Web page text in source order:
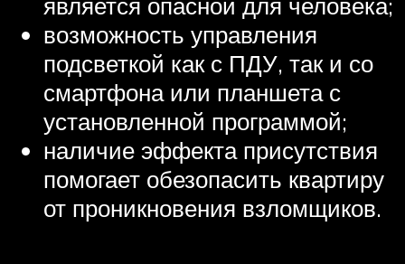
возможность управления
подсветкой как с ПДУ, так и со
смартфона или планшета с
установленной программой;
наличие эффекта присутствия
помогает обезопасить квартиру
от проникновения взломщиков.